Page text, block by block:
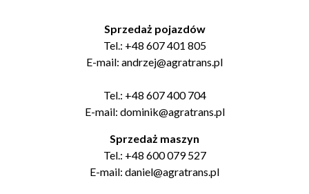
Sprzedaż pojazdów
Tel.: +48 607 401 805
E-mail: andrzej@agratrans.pl
Tel.: +48 607 400 704
E-mail: dominik@agratrans.pl
Sprzedaż maszyn
Tel.: +48 600 079 527
E-mail: daniel@agratrans.pl